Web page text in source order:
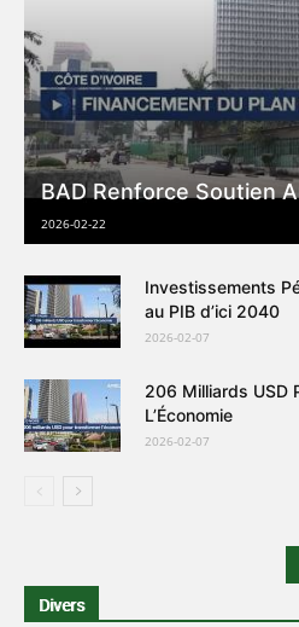
BAD Renforce Soutien
2026-02-22
Investissements
au PIB d’ici 2040
2026-02-07
206 Milliards USD
L’Économie
2026-02-07
Divers